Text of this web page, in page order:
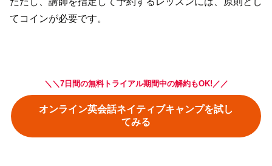
てコインが必要です。
＼＼7日間の無料トライアル期間中の解約もOK!／／
オンライン英会話ネイティブキャンプを試し
てみる